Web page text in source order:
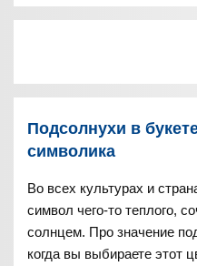
Подсолнухи в
символика
Во всех культурах и
символ чего-то теплого,
солнцем. Про значение
когда вы выбираете этот